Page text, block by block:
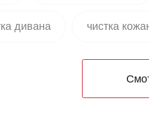
дивана чистка
химчистка
матрасов